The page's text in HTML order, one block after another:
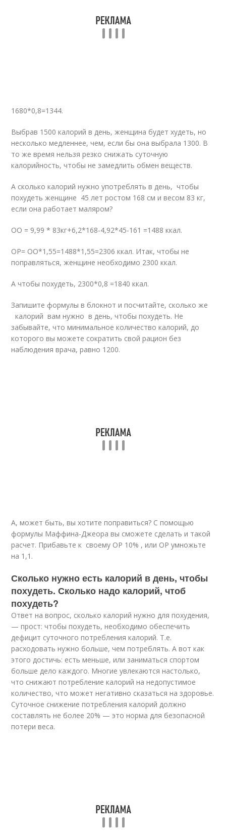
1680*0,8=1344.
Выбрав 1500 калорий в день, женщина будет худеть, но
несколько медленнее, чем, если бы она выбрала 1300. В
то же время нельзя резко снижать суточную
калорийность, чтобы не замедлить обмен веществ.
А сколько калорий нужно употреблять в день, чтобы
похудеть женщине 45 лет ростом 168 см и весом 83 кг,
если она работает маляром?
ОО = 9,99 * 83кг+6,2*168-4,92*45-161 =1488 ккал.
ОР= ОО*1,55=1488*1,55=2306 ккал. Итак, чтобы не
поправляться, женщине необходимо 2300 ккал.
А чтобы похудеть, 2300*0,8 =1840 ккал.
Запишите формулы в блокнот и посчитайте, сколько же
калорий вам нужно в день, чтобы похудеть. Не
забывайте, что минимальное количество калорий, до
которого вы можете сократить свой рацион без
наблюдения врача, равно 1200.
А, может быть, вы хотите поправиться? С помощью
формулы Маффина-Джеора вы сможете сделать и такой
расчет. Прибавьте к своему ОР 10% , или ОР умножьте
на 1,1.
Сколько нужно есть калорий в день, чтобы
похудеть. Сколько надо калорий, чтоб
похудеть?
Ответ на вопрос, сколько калорий нужно для похудения,
— прост: чтобы похудеть, необходимо обеспечить
дефицит суточного потребления калорий. Т.е.
расходовать нужно больше, чем потреблять. А вот как
этого достичь: есть меньше, или заниматься спортом
больше дело каждого. Многие увлекаются настолько,
что снижают потребление калорий на недопустимое
количество, что может негативно сказаться на здоровье.
Суточное снижение потребления калорий должно
составлять не более 20% — это норма для безопасной
потери веса.